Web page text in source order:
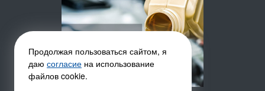
Продолжая пользоваться сайтом, я
даю согласие на использование
файлов cookie.